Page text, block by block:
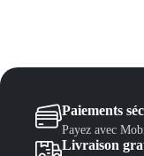
Paiements
Payez avec
Livraison